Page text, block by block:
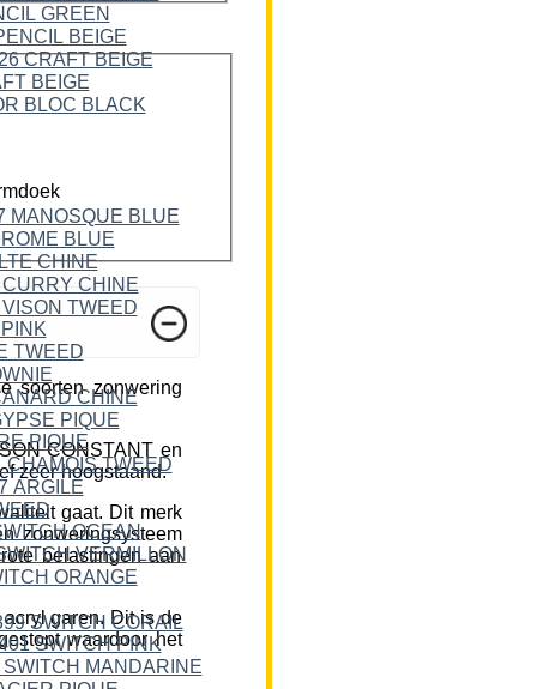
soorten zonwering
CONSTANT en
zeer hoogstaand.
gaat. Dit merk
zonweringsysteem
belastingen aan
garen. Dit is de
waardoor het